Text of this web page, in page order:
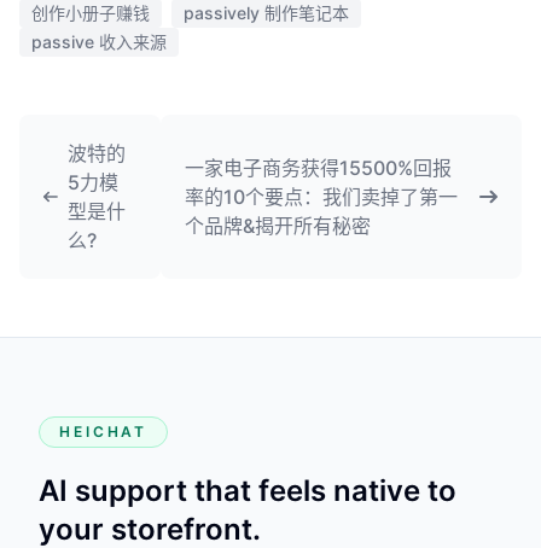
创作小册子赚钱
passively 制作笔记本
passive 收入来源
波特的
5力模
型是什
么?
一家电子商务获得15500%回报
率的10个要点：我们卖掉了第一
个品牌&揭开所有秘密
HEICHAT
AI support that feels native to
your storefront.